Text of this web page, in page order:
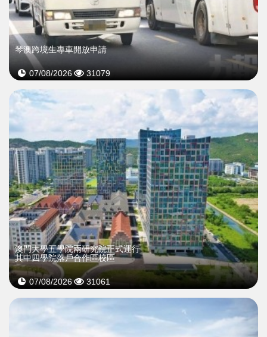
琴澳跨境生專車開放申請
07/08/2026 31079
澳門大學五學院兩研究院正式運行
其中四學院落戶合作區校區
07/08/2026 31061